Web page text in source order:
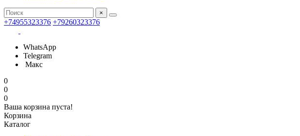
×
+74955323376 +79260323376
WhatsApp
Telegram
Макс
0
0
0
Ваша корзина пуста!
Корзина
Каталог